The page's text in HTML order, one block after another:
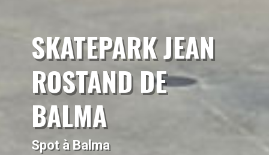
SKATEPARK JEAN
ROSTAND DE
BALMA
Spot à Balma